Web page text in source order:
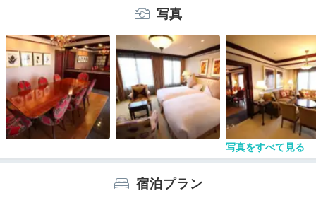
客室はゆとりある広さがあり、クラシカルなデザイ
ンも心地よかったです。ロビー周辺をはじめとする
共用部分はゴージャスな印象で、水戸を代表する老
舗ホテルならではという印象でした。
朝食は和食をいただきましたが、メインの焼魚の他
にも数多くの小鉢がならび、満足度の高いものでし
た。
宿泊全体を通して非常に満足度の高いホテルでし
た。
写真
写真をすべて見る
宿泊プラン